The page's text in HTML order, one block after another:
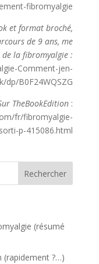
fibromyalgie
et format broché,
de 9 ans, me
la fibromyalgie :
Comment-jen-
dp/B0F24WQSZG
TheBookEdition :
fr/fibromyalgie-
p-415086.html
(résumé
(rapidement ?…)